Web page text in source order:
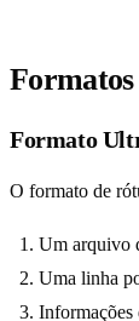
Formatos
Formato
O formato de
Um arquivo
Uma linha
Informações